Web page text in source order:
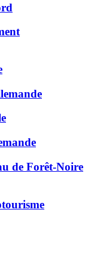
de Forêt-Noire